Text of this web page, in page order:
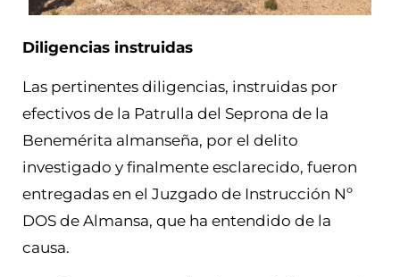
Diligencias instruidas
Las pertinentes diligencias, instruidas por
efectivos de la Patrulla del Seprona de la
Benemérita almanseña, por el delito
investigado y finalmente esclarecido, fueron
entregadas en el Juzgado de Instrucción Nº
DOS de Almansa, que ha entendido de la
causa.